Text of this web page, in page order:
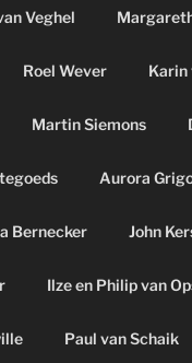
Veghel
Roel Wever Karin
Martin Siemons
Aurora
Bernecker John
Ilze en Philip van
Paul van Schaik